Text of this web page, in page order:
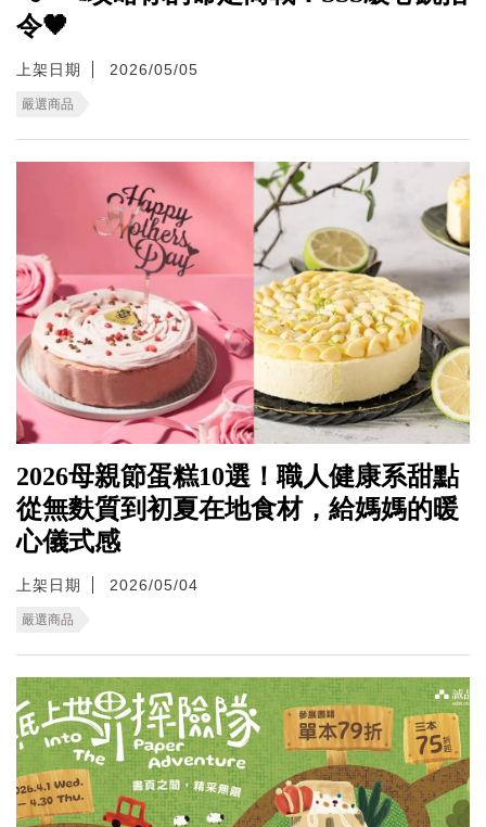
令🖤
上架日期 2026/05/05
嚴選商品
2026母親節蛋糕10選！職人健康系甜點
從無麩質到初夏在地食材，給媽媽的暖
心儀式感
上架日期 2026/05/04
嚴選商品